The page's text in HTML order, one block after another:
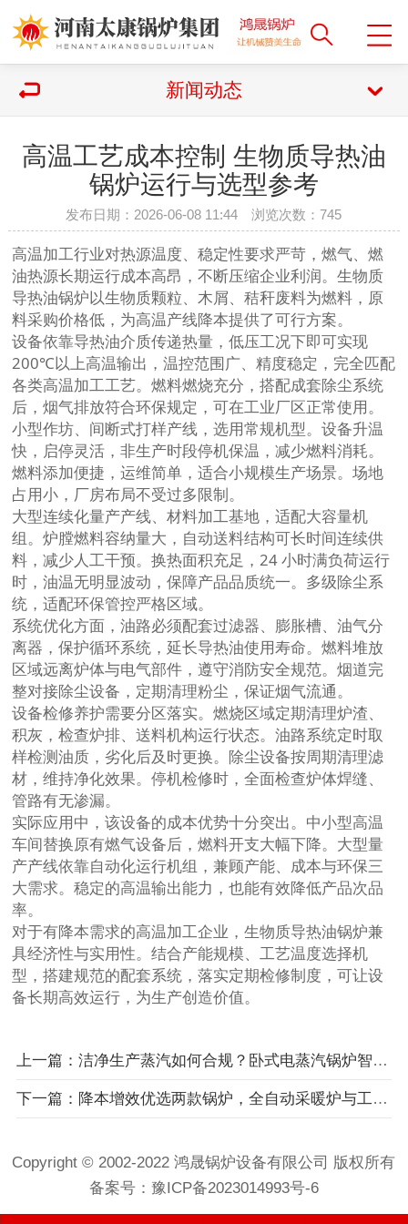
新闻动态
高温工艺成本控制 生物质导热油
锅炉运行与选型参考
发布日期：2026-06-08 11:44 浏览次数：745
高温加工行业对热源温度、稳定性要求严苛，燃气、燃
油热源长期运行成本高昂，不断压缩企业利润。生物质
导热油锅炉以生物质颗粒、木屑、秸秆废料为燃料，原
料采购价格低，为高温产线降本提供了可行方案。
设备依靠导热油介质传递热量，低压工况下即可实现
200℃以上高温输出，温控范围广、精度稳定，完全匹配
各类高温加工工艺。燃料燃烧充分，搭配成套除尘系统
后，烟气排放符合环保规定，可在工业厂区正常使用。
小型作坊、间断式打样产线，选用常规机型。设备升温
快，启停灵活，非生产时段停机保温，减少燃料消耗。
燃料添加便捷，运维简单，适合小规模生产场景。场地
占用小，厂房布局不受过多限制。
大型连续化量产产线、材料加工基地，适配大容量机
组。炉膛燃料容纳量大，自动送料结构可长时间连续供
料，减少人工干预。换热面积充足，24 小时满负荷运行
时，油温无明显波动，保障产品品质统一。多级除尘系
统，适配环保管控严格区域。
系统优化方面，油路必须配套过滤器、膨胀槽、油气分
离器，保护循环系统，延长导热油使用寿命。燃料堆放
区域远离炉体与电气部件，遵守消防安全规范。烟道完
整对接除尘设备，定期清理粉尘，保证烟气流通。
设备检修养护需要分区落实。燃烧区域定期清理炉渣、
积灰，检查炉排、送料机构运行状态。油路系统定时取
样检测油质，劣化后及时更换。除尘设备按周期清理滤
材，维持净化效果。停机检修时，全面检查炉体焊缝、
管路有无渗漏。
实际应用中，该设备的成本优势十分突出。中小型高温
车间替换原有燃气设备后，燃料开支大幅下降。大型量
产产线依靠自动化运行机组，兼顾产能、成本与环保三
大需求。稳定的高温输出能力，也能有效降低产品次品
率。
对于有降本需求的高温加工企业，生物质导热油锅炉兼
具经济性与实用性。结合产能规模、工艺温度选择机
型，搭建规范的配套系统，落实定期检修制度，可让设
备长期高效运行，为生产创造价值。
上一篇：洁净生产蒸汽如何合规？卧式电蒸汽锅炉智能选型方案
下一篇：降本增效优选两款锅炉，全自动采暖炉与工业导热炉应用详解
Copyright © 2002-2022 鸿晟锅炉设备有限公司 版权所有
备案号： 豫ICP备2023014993号-6